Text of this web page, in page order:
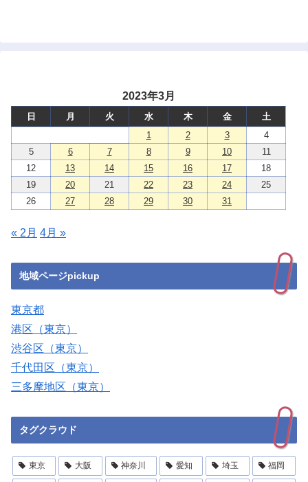
2023年3月
日 月 火 水 木 金
土
1
2 3
4
5
6 7 8 9 10
11
12
13 14 15 16 17
18
19
20 21 22 23 24
25
26
27 28 29 30 31
« 2月 4月 »
地域ページpickup
東京都
港区（東京）
渋谷区（東京）
千代田区（東京）
三多摩地区（東京）
タグクラウド
東京 大阪 神奈川 愛知 埼玉 福岡